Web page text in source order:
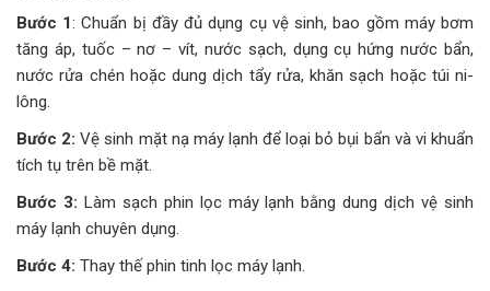
Bước 1: Chuẩn bị đầy đủ dụng cụ vệ sinh, bao gồm máy bơm
tăng áp, tuốc – nơ – vít, nước sạch, dụng cụ hứng nước bẩn,
nước rửa chén hoặc dung dịch tẩy rửa, khăn sạch hoặc túi ni-
lông.
Bước 2: Vệ sinh mặt nạ máy lạnh để loại bỏ bụi bẩn và vi khuẩn
tích tụ trên bề mặt.
Bước 3: Làm sạch phin lọc máy lạnh bằng dung dịch vệ sinh
máy lạnh chuyên dụng.
Bước 4: Thay thế phin tinh lọc máy lạnh.